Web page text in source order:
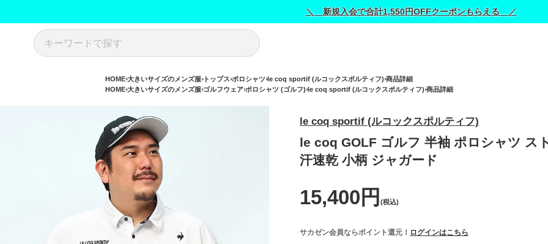
＼ 新規入会で合計1,550円OFFクーポンもらえる ／
HOME 大きいサイズのメンズ服 トップス ポロシャツ le coq sportif (ルコックスポルティフ) 商品詳細
HOME 大きいサイズのメンズ服 ゴルフウェア ポロシャツ (ゴルフ) le coq sportif (ルコックスポルティフ) 商品詳細
le coq sportif (ルコックスポルティフ)
le coq GOLF ゴルフ 半袖 ポロシャツ ス
汗速乾 小柄 ジャガード
15,400円 (税込)
サカゼン会員ならポイント還元！ ログインはこちら